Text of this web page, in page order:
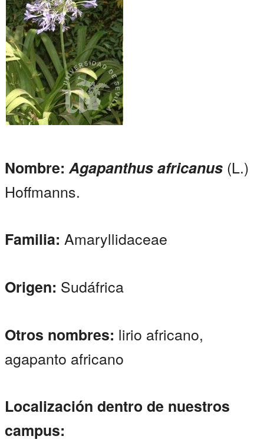
Nombre:Agapanthus africanus (L.)
Hoffmanns.
Familia: Amaryllidaceae
Origen: Sudáfrica
Otros nombres: lirio africano,
agapanto africano
Localización dentro de nuestros
campus: